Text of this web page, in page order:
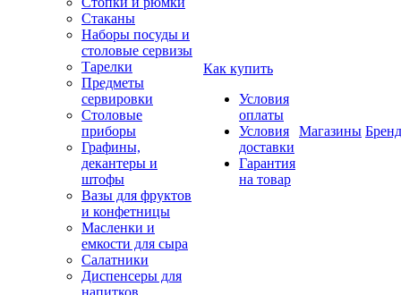
Стаканы
Наборы посуды и
столовые сервизы
Тарелки
Предметы
сервировки
Столовые
приборы
Графины,
декантеры и
штофы
Вазы для фруктов
и конфетницы
Масленки и
емкости для сыра
Салатники
Диспенсеры для
напитков
Как купить
Условия
оплаты
Условия
доставки
Гарантия
на товар
Магазины